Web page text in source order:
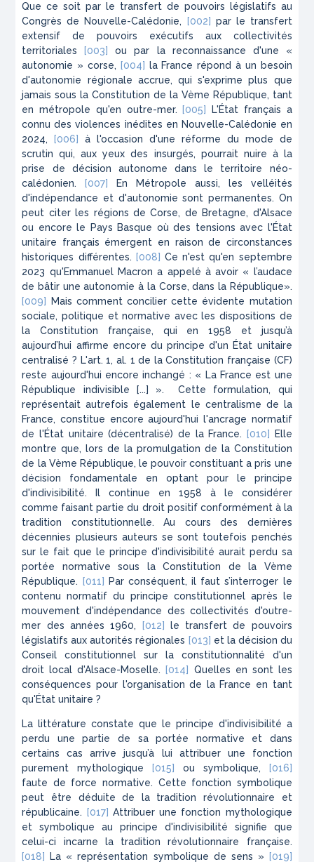
Que ce soit par le transfert de pouvoirs législatifs au
Congrès de Nouvelle-Calédonie,
[002] par le transfert
extensif de pouvoirs exécutifs aux collectivités
territoriales [003]
ou par la reconnaissance d'une «
autonomie » corse, [004]
la France répond à un besoin
d'autonomie régionale accrue, qui s'exprime plus que
jamais sous la Constitution de la Vème République, tant
en métropole qu'en outre-mer.
[005]
L'État français a
connu des violences inédites en Nouvelle-Calédonie en
2024,
[006]
à l'occasion d'une réforme du mode de
scrutin qui, aux yeux des insurgés, pourrait nuire à la
prise de décision autonome dans le territoire néo-
calédonien.
[007]
En Métropole aussi, les velléités
d'indépendance et d'autonomie sont permanentes. On
peut citer les régions de Corse, de Bretagne, d'Alsace
ou encore le Pays Basque où des tensions avec l'État
unitaire français émergent en raison de circonstances
historiques différentes. [008] Ce n'est qu'en septembre
2023 qu'Emmanuel Macron a appelé à avoir « l’audace
de bâtir une autonomie à la Corse, dans la République».
[009]
Mais comment concilier cette évidente mutation
sociale, politique et normative avec les dispositions de
la Constitution française, qui en 1958 et jusqu’à
aujourd’hui affirme encore du principe d'un État unitaire
centralisé ? L'art. 1, al. 1 de la Constitution française (CF)
reste aujourd'hui encore inchangé : « La France est une
République indivisible [...] ». Cette formulation, qui
représentait autrefois également le centralisme de la
France, constitue encore aujourd'hui l'ancrage normatif
de l'État unitaire (décentralisé) de la France.
[010]
Elle
montre que, lors de la promulgation de la Constitution
de la Vème République, le pouvoir constituant a pris une
décision fondamentale en optant pour le principe
d'indivisibilité. Il continue en 1958 à le considérer
comme faisant partie du droit positif conformément à la
tradition constitutionnelle. Au cours des dernières
décennies plusieurs auteurs se sont toutefois penchés
sur le fait que le principe d'indivisibilité aurait perdu sa
portée normative sous la Constitution de la Vème
République.
[011] Par conséquent, il faut s’interroger le
contenu normatif du principe constitutionnel après le
mouvement d'indépendance des collectivités d'outre-
mer des années 1960,
[012] le transfert de pouvoirs
législatifs aux autorités régionales [013] et la décision du
Conseil constitutionnel sur la constitutionnalité d'un
droit local d'Alsace-Moselle. [014]
Quelles en sont les
conséquences pour l'organisation de la France en tant
qu'État unitaire ?
La littérature constate que le principe d'indivisibilité a
perdu une partie de sa portée normative et dans
certains cas arrive jusqu’à lui attribuer une fonction
purement mythologique
[015] ou symbolique,
[016]
faute de force normative. Cette fonction symbolique
peut être déduite de la tradition révolutionnaire et
républicaine.
[017] Attribuer une fonction mythologique
et symbolique au principe d'indivisibilité signifie que
celui-ci incarne la tradition révolutionnaire française.
[018]
La « représentation symbolique de sens » [019]